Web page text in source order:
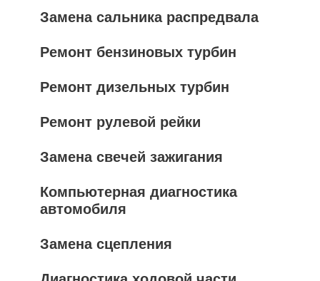
Замена сальника распредвала
Ремонт бензиновых турбин
Ремонт дизельных турбин
Ремонт рулевой рейки
Замена свечей зажигания
Компьютерная диагностика
автомобиля
Замена сцепления